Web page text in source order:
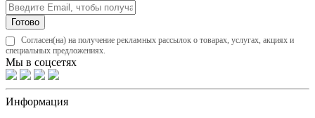
Готово
Согласен(на) на получение рекламных рассылок о товарах, услугах, акциях и
специальных предложениях.
Мы в соцсетях
Информация